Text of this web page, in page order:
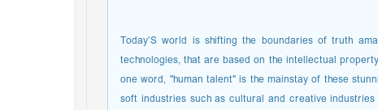
Today’S world is shifting the boundaries of truth
technologies, that are based on the intellectual
one word, "human talent" is the mainstay of these
soft industries such as cultural and creative